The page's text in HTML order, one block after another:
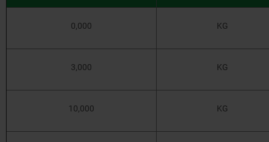
0,000 KG
3,000 KG
10,000 KG